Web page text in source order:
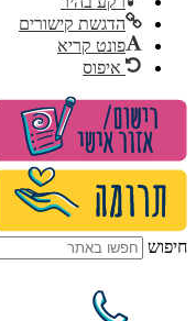
הדגשת קישורים
פונט קריא
איפוס
דלג
חיפוש